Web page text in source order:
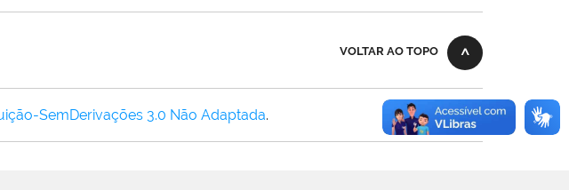
VOLTAR AO TOPO
SemDerivações 3.0 Não Adaptada.